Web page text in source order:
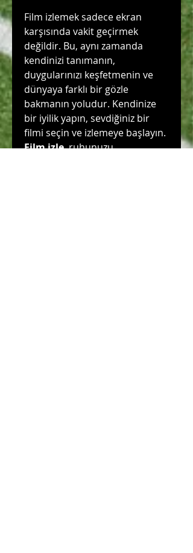
Film izlemek sadece ekran
karşısında vakit geçirmek
değildir. Bu, aynı zamanda
kendinizi tanımanın,
duygularınızı keşfetmenin ve
dünyaya farklı bir gözle
bakmanın yoludur. Kendinize
bir iyilik yapın, sevdiğiniz bir
Film izle, ruhunuzu